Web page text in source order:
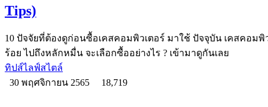
Tips)
10 ปัจจัยที่ต้องดูก่อนซื้อเคสคอมพิวเตอร์ มาใช้ ปัจจุบัน เคสคอมพิว
ร้อย ไปถึงหลักหมื่น จะเลือกซื้ออย่างไร ? เข้ามาดูกันเลย
ทิปส์ไลฟ์สไตล์
30 พฤศจิกายน 2565
18,719